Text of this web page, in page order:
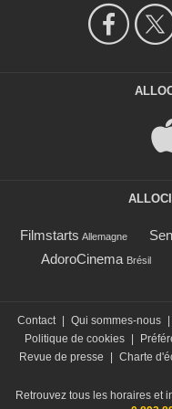
Filmstarts Allemagne
AdoroCinema Brésil
Contact Qui sommes-nous
Politique de cookies
Revue de presse
Charte
Retrouvez tous les horaires et